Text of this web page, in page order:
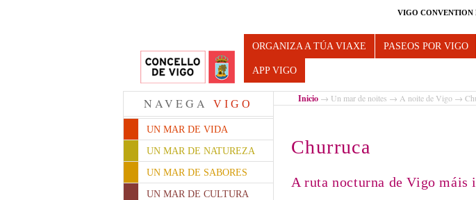
VIGO CONVENTION
Turismo de Vigo
ORGANIZA A TÚA VIAXE PASEOS POR VIGO
APP VIGO
NAVEGA VIGO
UN MAR DE VIDA
UN MAR DE NATUREZA
UN MAR DE SABORES
UN MAR DE CULTURA
Inicio → Un mar de noites → A noite de Vigo →
Churruca
A ruta nocturna de Vigo máis